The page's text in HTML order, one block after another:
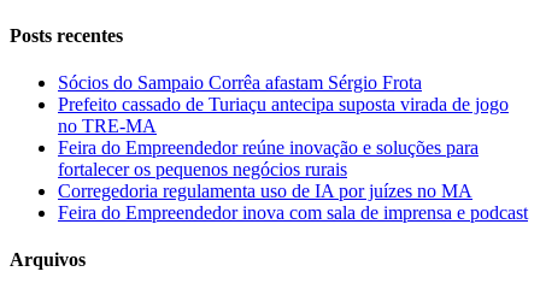
Posts recentes
Sócios do Sampaio Corrêa afastam Sérgio Frota
Prefeito cassado de Turiaçu antecipa suposta virada de jogo
no TRE-MA
Feira do Empreendedor reúne inovação e soluções para
fortalecer os pequenos negócios rurais
Corregedoria regulamenta uso de IA por juízes no MA
Feira do Empreendedor inova com sala de imprensa e podcast
Arquivos